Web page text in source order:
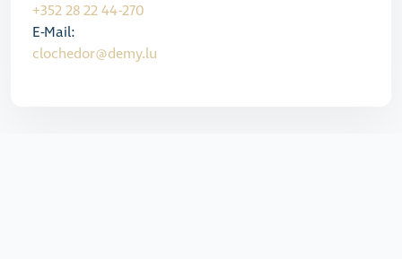
+352 28 22 44-270
E-Mail:
clochedor@demy.lu